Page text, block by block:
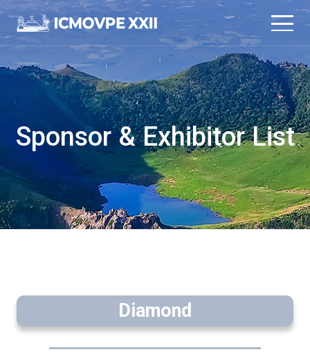
본문 바로가기
메인메뉴 바로가기
Sponsor & Exhibitor List
Diamond